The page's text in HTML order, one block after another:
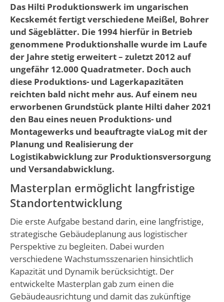
Das Hilti Produktionswerk im ungarischen
Kecskemét fertigt verschiedene Meißel, Bohrer
und Sägeblätter. Die 1994 hierfür in Betrieb
genommene Produktionshalle wurde im Laufe
der Jahre stetig erweitert – zuletzt 2012 auf
ungefähr 12.000 Quadratmeter. Doch auch
diese Produktions- und Lagerkapazitäten
reichten bald nicht mehr aus. Auf einem neu
erworbenen Grundstück plante Hilti daher 2021
den Bau eines neuen Produktions- und
Montagewerks und beauftragte viaLog mit der
Planung und Realisierung der
Logistikabwicklung zur Produktionsversorgung
und Versandabwicklung.
Masterplan ermöglicht langfristige
Standortentwicklung
Die erste Aufgabe bestand darin, eine langfristige,
strategische Gebäudeplanung aus logistischer
Perspektive zu begleiten. Dabei wurden
verschiedene Wachstumsszenarien hinsichtlich
Kapazität und Dynamik berücksichtigt. Der
entwickelte Masterplan gab zum einen die
Gebäudeausrichtung und damit das zukünftige